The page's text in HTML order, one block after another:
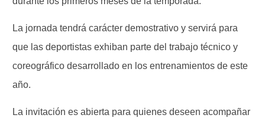
La jornada tendrá carácter demostrativo y servirá para
que las deportistas exhiban parte del trabajo técnico y
coreográfico desarrollado en los entrenamientos de este
año.
La invitación es abierta para quienes deseen acompañar